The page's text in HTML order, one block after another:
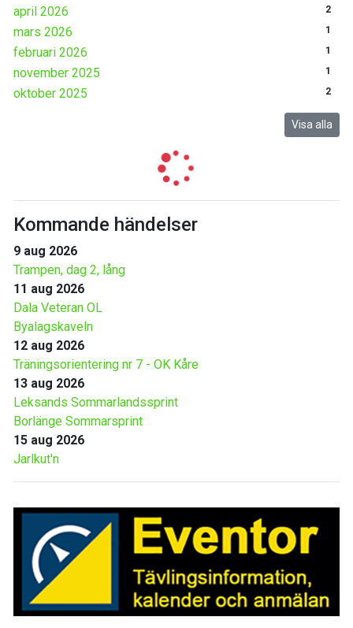
april 2026 2
mars 2026 1
februari 2026 1
november 2025 1
oktober 2025 2
Visa alla
Kommande händelser
9 aug 2026
Trampen, dag 2, lång
11 aug 2026
Dala Veteran OL
Byalagskaveln
12 aug 2026
Träningsorientering nr 7 - OK Kåre
13 aug 2026
Leksands Sommarlandssprint
Borlänge Sommarsprint
15 aug 2026
Jarlkut'n